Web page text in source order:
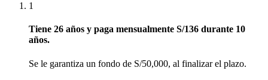
1
Tiene 26 años y paga mensualmente S/136 durante 10
años.
Se le garantiza un fondo de S/50,000, al finalizar el plazo.​